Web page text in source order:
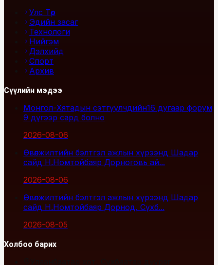
Улс Төр
Эдийн засаг
Технологи
Нийгэм
Дэлхийд
Спорт
Архив
Сүүлийн мэдээ
Монгол-Хятадын сэтгүүлчдийн16 дугаар форум
9 дүгээр сард болно
2026-08-06
Өвөлжилтийн бэлтгэл ажлын хүрээнд Шадар
сайд Н.Номтойбаяр Дорноговь ай...
2026-08-06
Өвөлжилтийн бэлтгэл ажлын хүрээнд Шадар
сайд Н.Номтойбаяр Дорнод, Сүхб...
2026-08-05
Холбоо барих